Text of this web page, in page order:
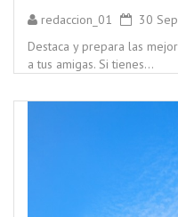
redaccion_01
30
Destaca y prepara las
a tus amigas. Si tienes...